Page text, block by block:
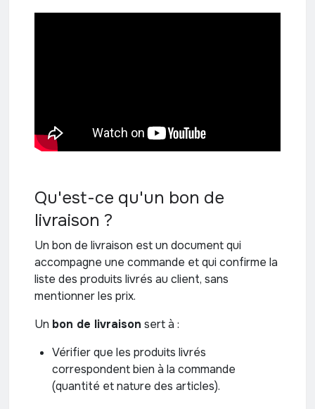
Qu'est-ce qu'un bon de
livraison ?
Un bon de livraison est un document qui
accompagne une commande et qui confirme la
liste des produits livrés au client, sans
mentionner les prix.
Un bon de livraison sert à :
Vérifier que les produits livrés
correspondent bien à la commande
(quantité et nature des articles).